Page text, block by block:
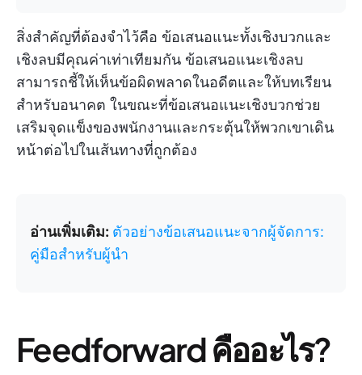
สิ่งสำคัญที่ต้องจำไว้คือ ข้อเสนอแนะทั้งเชิงบวกและ
เชิงลบมีคุณค่าเท่าเทียมกัน ข้อเสนอแนะเชิงลบ
สามารถชี้ให้เห็นข้อผิดพลาดในอดีตและให้บทเรียน
สำหรับอนาคต ในขณะที่ข้อเสนอแนะเชิงบวกช่วย
เสริมจุดแข็งของพนักงานและกระตุ้นให้พวกเขาเดิน
หน้าต่อไปในเส้นทางที่ถูกต้อง
อ่านเพิ่มเติม: ตัวอย่างข้อเสนอแนะจากผู้จัดการ:
คู่มือสำหรับผู้นำ
Feedforward คืออะไร?